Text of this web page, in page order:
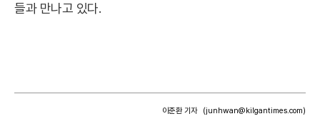
들과 만나고 있다.
이준환 기자 (junhwan@kilgantimes.com)